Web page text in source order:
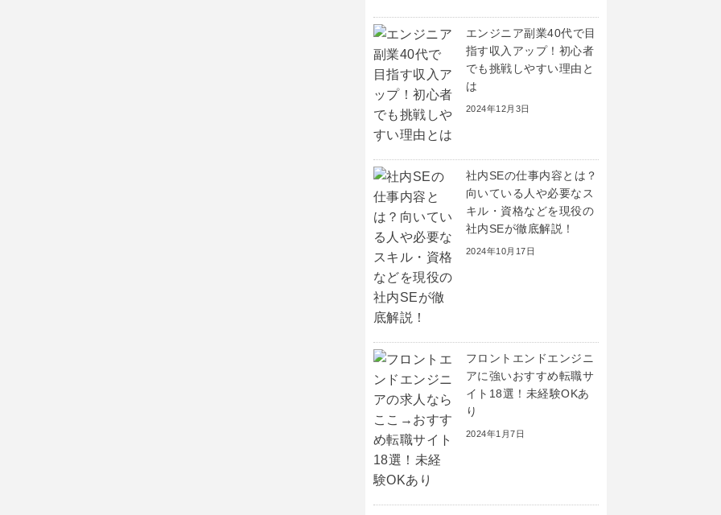
エンジニア副業40代で目
指す収入アップ！初心者
でも挑戦しやすい理由と
は
2024年12月3日
社内SEの仕事内容とは？
向いている人や必要なス
キル・資格などを現役の
社内SEが徹底解説！
2024年10月17日
フロントエンドエンジニ
アに強いおすすめ転職サ
イト18選！未経験OKあ
り
2024年1月7日